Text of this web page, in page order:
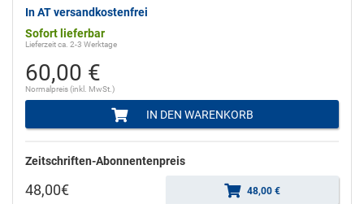
In AT versandkostenfrei
Sofort lieferbar
Lieferzeit ca. 2-3 Werktage
60,00 €
Normalpreis (inkl. MwSt.)
IN DEN WARENKORB
Zeitschriften-Abonnentenpreis
48,00€ 48,00 €